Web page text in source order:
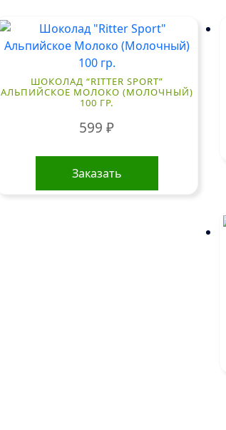
ШОКОЛАД “RITTER SPORT”
АЛЬПИЙСКОЕ МОЛОКО (МОЛОЧНЫЙ)
100 ГР.
599₽
Заказать